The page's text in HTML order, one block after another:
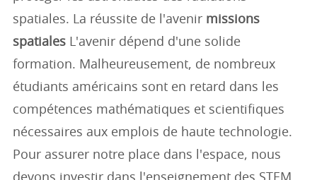
spatiales. La réussite de l'avenir missions
spatiales L'avenir dépend d'une solide
formation. Malheureusement, de nombreux
étudiants américains sont en retard dans les
compétences mathématiques et scientifiques
nécessaires aux emplois de haute technologie.
Pour assurer notre place dans l'espace, nous